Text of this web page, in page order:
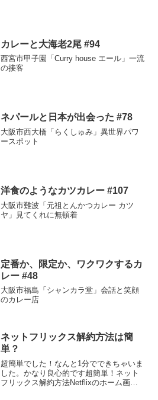
カレーと大海老2尾 #94
西宮市甲子園「Curry house エール」一流
の接客
ネパールと日本が出会った #78
大阪市西大橋「らくしゅみ」異世界パワ
ースポット
洋食のようなカツカレー #107
大阪市難波「元祖とんかつカレー カツ
ヤ」見てくれに無頓着
定番か、限定か、ワクワクするカ
レー #48
大阪市福島「シャンカラ堂」会話と笑顔
のカレー店
ネットフリックス解約方法は簡
単？
超簡単でした！なんと1分でできちゃいま
した。かなり良心的です超簡単！ネット
フリックス解約方法Netflixのホーム画面